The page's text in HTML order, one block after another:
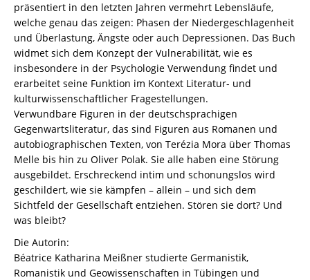
präsentiert in den letzten Jahren vermehrt Lebensläufe,
welche genau das zeigen: Phasen der Niedergeschlagenheit
und Überlastung, Ängste oder auch Depressionen. Das Buch
widmet sich dem Konzept der Vulnerabilität, wie es
insbesondere in der Psychologie Verwendung findet und
erarbeitet seine Funktion im Kontext Literatur- und
kulturwissenschaftlicher Fragestellungen.
Verwundbare Figuren in der deutschsprachigen
Gegenwartsliteratur, das sind Figuren aus Romanen und
autobiographischen Texten, von Terézia Mora über Thomas
Melle bis hin zu Oliver Polak. Sie alle haben eine Störung
ausgebildet. Erschreckend intim und schonungslos wird
geschildert, wie sie kämpfen – allein – und sich dem
Sichtfeld der Gesellschaft entziehen. Stören sie dort? Und
was bleibt?
Die Autorin:
Béatrice Katharina Meißner studierte Germanistik,
Romanistik und Geowissenschaften in Tübingen und